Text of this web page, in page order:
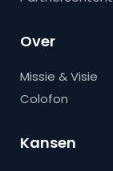
Over
Missie & Visie
Colofon
Kansen